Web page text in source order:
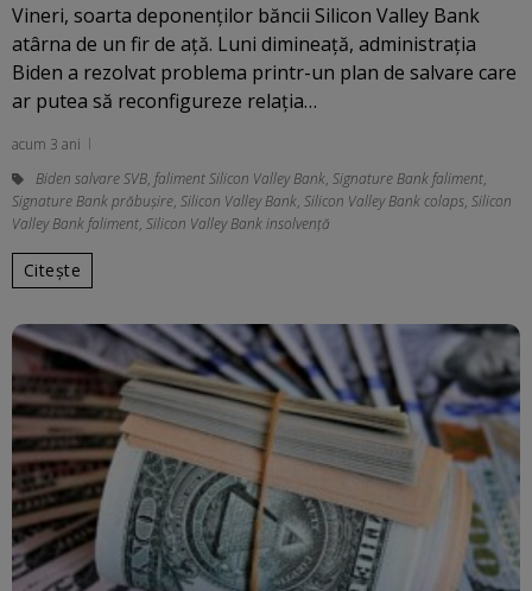
Vineri, soarta deponenților băncii Silicon Valley Bank
atârna de un fir de ață. Luni dimineață, administrația
Biden a rezolvat problema printr-un plan de salvare care
ar putea să reconfigureze relația…
acum 3 ani
Biden salvare SVB, faliment Silicon Valley Bank, Signature Bank faliment,
Signature Bank prăbușire, Silicon Valley Bank, Silicon Valley Bank colaps, Silicon
Valley Bank faliment, Silicon Valley Bank insolvență
Citește